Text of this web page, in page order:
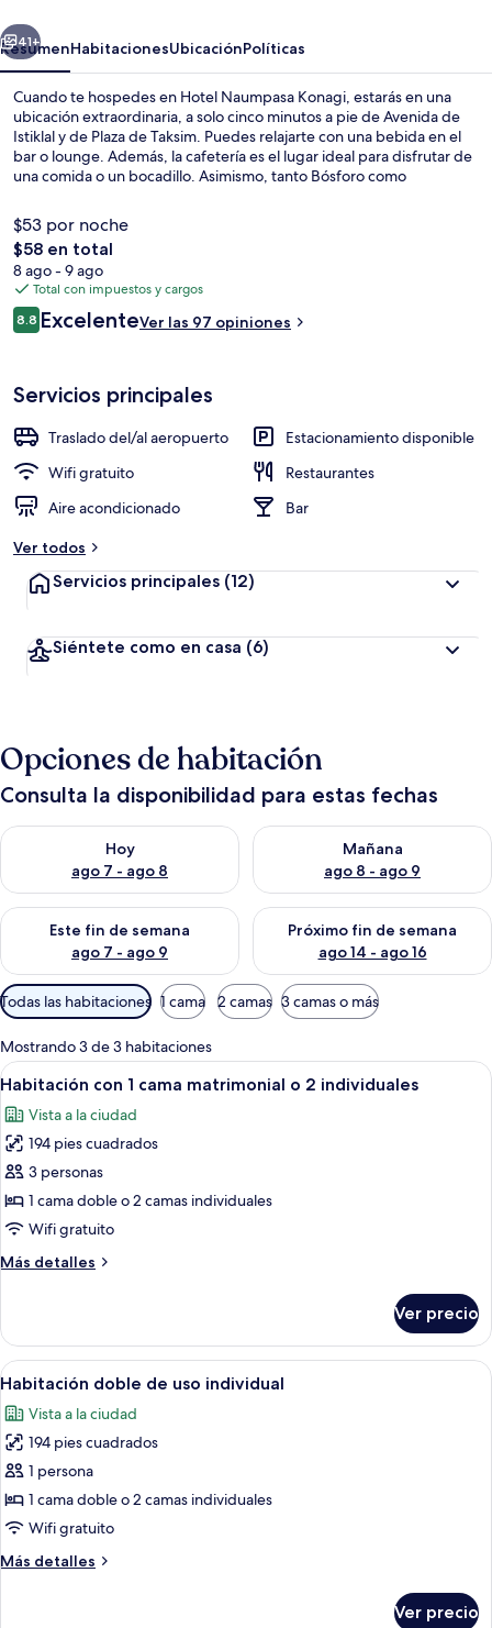
Siguiente
41+
ResumenHabitacionesUbicaciónPolíticas
Cuando te hospedes en Hotel Naumpasa Konagi, estarás en una
ubicación extraordinaria, a solo cinco minutos a pie de Avenida de
Istiklal y de Plaza de Taksim. Puedes relajarte con una bebida en el
bar o lounge. Además, la cafetería es el lugar ideal para disfrutar de
una comida o un bocadillo. Asimismo, tanto Bósforo como
distancia a pie de algunas opciones de transporte público: Estación
de metro Taksim está a 5 minutos y Estación de tranvía Findikli está a
11 minutos.
$53 por noche
El
precio
total
es
de
$58 en total
8 ago - 9 ago
Total con impuestos y cargos
Opiniones
8.88.8 de 10,
ExcelenteVer las 97 opiniones
Servicios principales
Traslado del/al aeropuerto
Estacionamiento disponible
Wifi gratuito
Restaurantes
Aire acondicionado
Bar
Ver todos
Servicios principales (12)
Siéntete como en casa (6)
Opciones de habitación
Consulta la disponibilidad para estas fechas
Hoy
ago 7 - ago 8
Consulta la disponibilidad para hoy ago 7 - ago 8
Mañana
ago 8 - ago 9
Consulta la disponibilidad
Este fin de semana
ago 7 - ago 9
Consulta la disponibilidad para este fin de semana ago 7 -
Próximo fin de semana
ago 14 - ago 16
Consulta la disponibilidad
Filtros
disponibles
para
las
habitaciones
Todas las habitaciones 1 cama 2 camas 3 camas o más
Mostrando 3 de 3 habitaciones
Abrir
todas
las
fotos
de
Habitación
con
cama
2
individuales
Una habitación de hotel con cama,
7
Habitación con 1 cama matrimonial o 2 individuales
Vista a la ciudad
194 pies cuadrados
3 personas
1 cama doble o 2 camas individuales
Wifi gratuito
Más detalles
Más
con
cama
o
2
individuales
Ver precio
Abrir
todas
las
fotos
de
Habitación
doble
uso
Habitación de hotel con dos camas,
7
Habitación doble de uso individual
Vista a la ciudad
194 pies cuadrados
1 persona
1 cama doble o 2 camas individuales
Wifi gratuito
Más detalles
Más
Ver precio